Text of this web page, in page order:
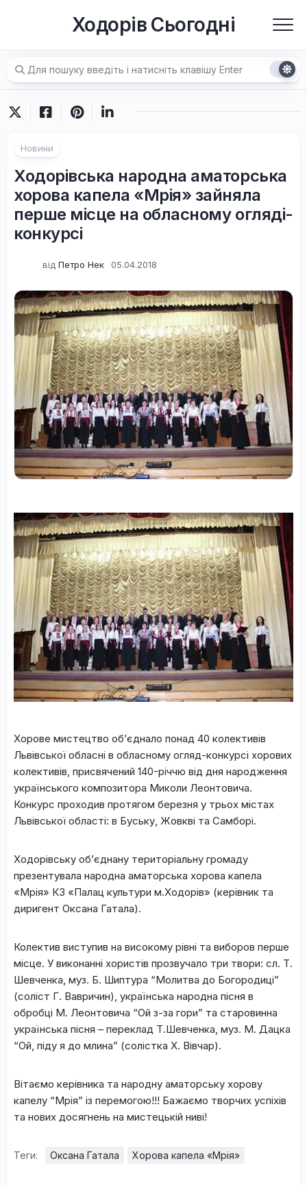
Ходорів Сьогодні
Новини
Ходорівська народна аматорська
хорова капела «Мрія» зайняла
перше місце на обласному огляді-
конкурсі
від Петро Нек 05.04.2018
Хорове мистецтво об’єднало понад 40 колективів
Львівської обласні в обласному огляд-конкурсі хорових
колективів, присвячений 140-річчю від дня народження
українського композитора Миколи Леонтовича.
Конкурс проходив протягом березня у трьох містах
Львівської області: в Буську, Жовкві та Самборі.
Ходорівську об’єднану територіальну громаду
презентувала народна аматорська хорова капела
«Мрія» КЗ «Палац культури м.Ходорів» (керівник та
диригент Оксана Гатала).
Колектив виступив на високому рівні та виборов перше
місце. У виконанні хористів прозвучало три твори: сл. Т.
Шевченка, муз. Б. Шиптура “Молитва до Богородиці”
(соліст Г. Вавричин), українська народна пісня в
обробці М. Леонтовича “Ой з-за гори” та старовинна
українська пісня – переклад Т.Шевченка, муз. М. Дацка
“Ой, піду я до млина” (солістка Х. Вівчар).
Вітаємо керівника та народну аматорську хорову
капелу “Мрія” із перемогою!!! Бажаємо творчих успіхів
та нових досягнень на мистецькій ниві!
Теги: Оксана Гатала Хорова капела «Мрія»